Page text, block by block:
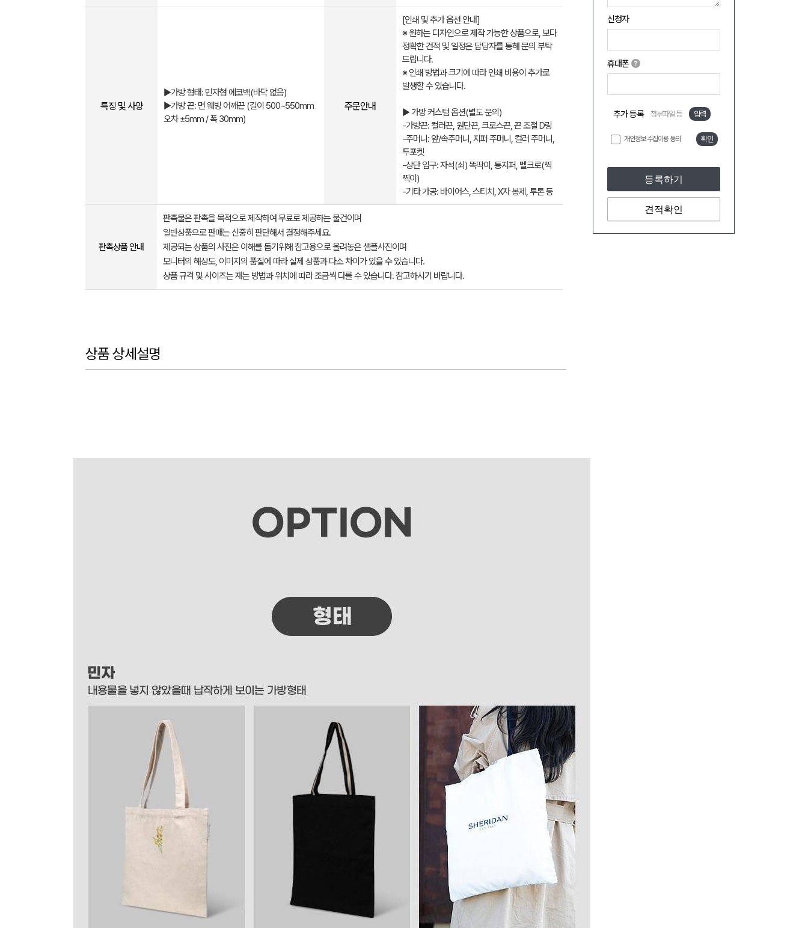
신청자
휴대폰
추가 등록 첨부파일 등 입력
개인정보 수집이용 동의 확인
등록하기
견적확인
특징 및 사양
▶가방 형태: 민자형 에코백(바닥 없음)
▶가방 끈: 면 웨빙 어깨끈 (길이 500~550mm
오차 ±5mm / 폭 30mm)
주문안내
[인쇄 및 추가 옵션 안내]
※ 원하는 디자인으로 제작 가능한 상품으로, 보다
정확한 견적 및 일정은 담당자를 통해 문의 부탁
드립니다.
※ 인쇄 방법과 크기에 따라 인쇄 비용이 추가로
발생할 수 있습니다.
▶ 가방 커스텀 옵션(별도 문의)
-가방끈: 컬러끈, 원단끈, 크로스끈, 끈 조절 D링
-주머니: 앞/속주머니, 지퍼 주머니, 컬러 주머니,
투포켓
-상단 입구: 자석(쇠) 똑딱이, 통지퍼, 벨크로(찍
찍이)
-기타 가공: 바이어스, 스티치, X자 봉제, 투톤 등
판촉상품 안내
판촉물은 판촉을 목적으로 제작하여 무료로 제공하는 물건이며
일반상품으로 판매는 신중히 판단해서 결정해주세요.
제공되는 상품의 사진은 이해를 돕기위해 참고용으로 올려놓은 샘플사진이며
모니터의 해상도, 이미지의 품질에 따라 실제 상품과 다소 차이가 있을 수 있습니다.
상품 규격 및 사이즈는 재는 방법과 위치에 따라 조금씩 다를 수 있습니다. 참고하시기 바랍니다.
상품 상세설명